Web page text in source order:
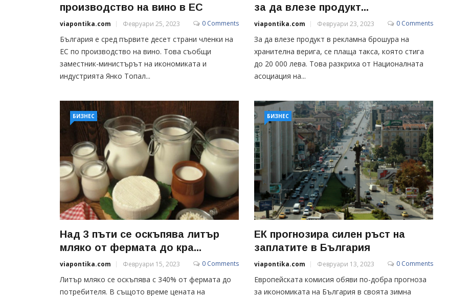
производство на вино в ЕС
viapontika.com Февруари 25, 2023 0 Comments
България е сред първите десет страни членки на
ЕС по производство на вино. Това съобщи
заместник-министърът на икономиката и
индустрията Янко Топал...
за да влезе продукт...
viapontika.com Февруари 23, 2023 0 Comments
За да влезе продукт в рекламна брошура на
хранителна верига, се плаща такса, която стига
до 20 000 лева. Това разкриха от Националната
асоциация на...
БИЗНЕС
Над 3 пъти се оскъпява литър
мляко от фермата до кра...
viapontika.com Февруари 15, 2023 0 Comments
Литър мляко се оскъпява с 340% от фермата до
потребителя. В същото време цената на
БИЗНЕС
ЕК прогнозира силен ръст на
заплатите в България
viapontika.com Февруари 13, 2023 0 Comments
Европейската комисия обяви по-добра прогноза
за икономиката на България в своята зимна